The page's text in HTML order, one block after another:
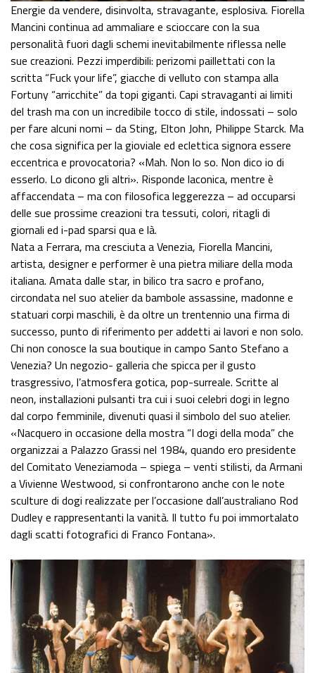
Energie da vendere, disinvolta, stravagante, esplosiva. Fiorella
Mancini continua ad ammaliare e scioccare con la sua
personalità fuori dagli schemi inevitabilmente riflessa nelle
sue creazioni. Pezzi imperdibili: perizomi paillettati con la
scritta “Fuck your life”, giacche di velluto con stampa alla
Fortuny “arricchite” da topi giganti. Capi stravaganti ai limiti
del trash ma con un incredibile tocco di stile, indossati – solo
per fare alcuni nomi – da Sting, Elton John, Philippe Starck. Ma
che cosa significa per la gioviale ed eclettica signora essere
eccentrica e provocatoria? «Mah. Non lo so. Non dico io di
esserlo. Lo dicono gli altri». Risponde laconica, mentre è
affaccendata – ma con filosofica leggerezza – ad occuparsi
delle sue prossime creazioni tra tessuti, colori, ritagli di
giornali ed i-pad sparsi qua e là.
Nata a Ferrara, ma cresciuta a Venezia, Fiorella Mancini,
artista, designer e performer è una pietra miliare della moda
italiana. Amata dalle star, in bilico tra sacro e profano,
circondata nel suo atelier da bambole assassine, madonne e
statuari corpi maschili, è da oltre un trentennio una firma di
successo, punto di riferimento per addetti ai lavori e non solo.
Chi non conosce la sua boutique in campo Santo Stefano a
Venezia? Un negozio- galleria che spicca per il gusto
trasgressivo, l’atmosfera gotica, pop-surreale. Scritte al
neon, installazioni pulsanti tra cui i suoi celebri dogi in legno
dal corpo femminile, divenuti quasi il simbolo del suo atelier.
«Nacquero in occasione della mostra “I dogi della moda” che
organizzai a Palazzo Grassi nel 1984, quando ero presidente
del Comitato Veneziamoda – spiega – venti stilisti, da Armani
a Vivienne Westwood, si confrontarono anche con le note
sculture di dogi realizzate per l’occasione dall’australiano Rod
Dudley e rappresentanti la vanità. Il tutto fu poi immortalato
dagli scatti fotografici di Franco Fontana».